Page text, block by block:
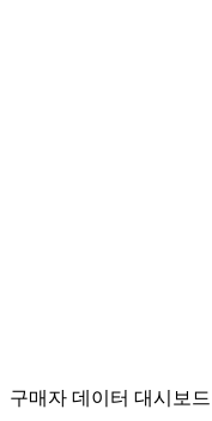
구매자 데이터 대시보드